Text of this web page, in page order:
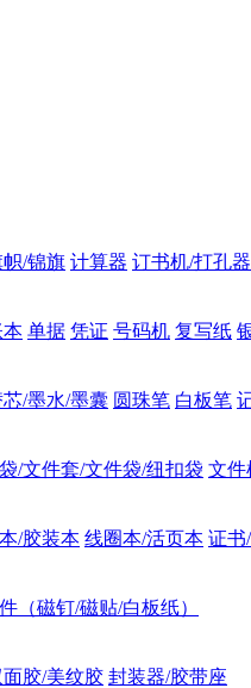
帜/锦旗 计算器 订书机/打孔器
本 单据 凭证 号码机 复写纸
/墨水/墨囊 圆珠笔 白板笔
/文件套/文件袋/纽扣袋 文件
/胶装本 线圈本/活页本 证书
（磁钉/磁贴/白板纸）
面胶/美纹胶 封装器/胶带座